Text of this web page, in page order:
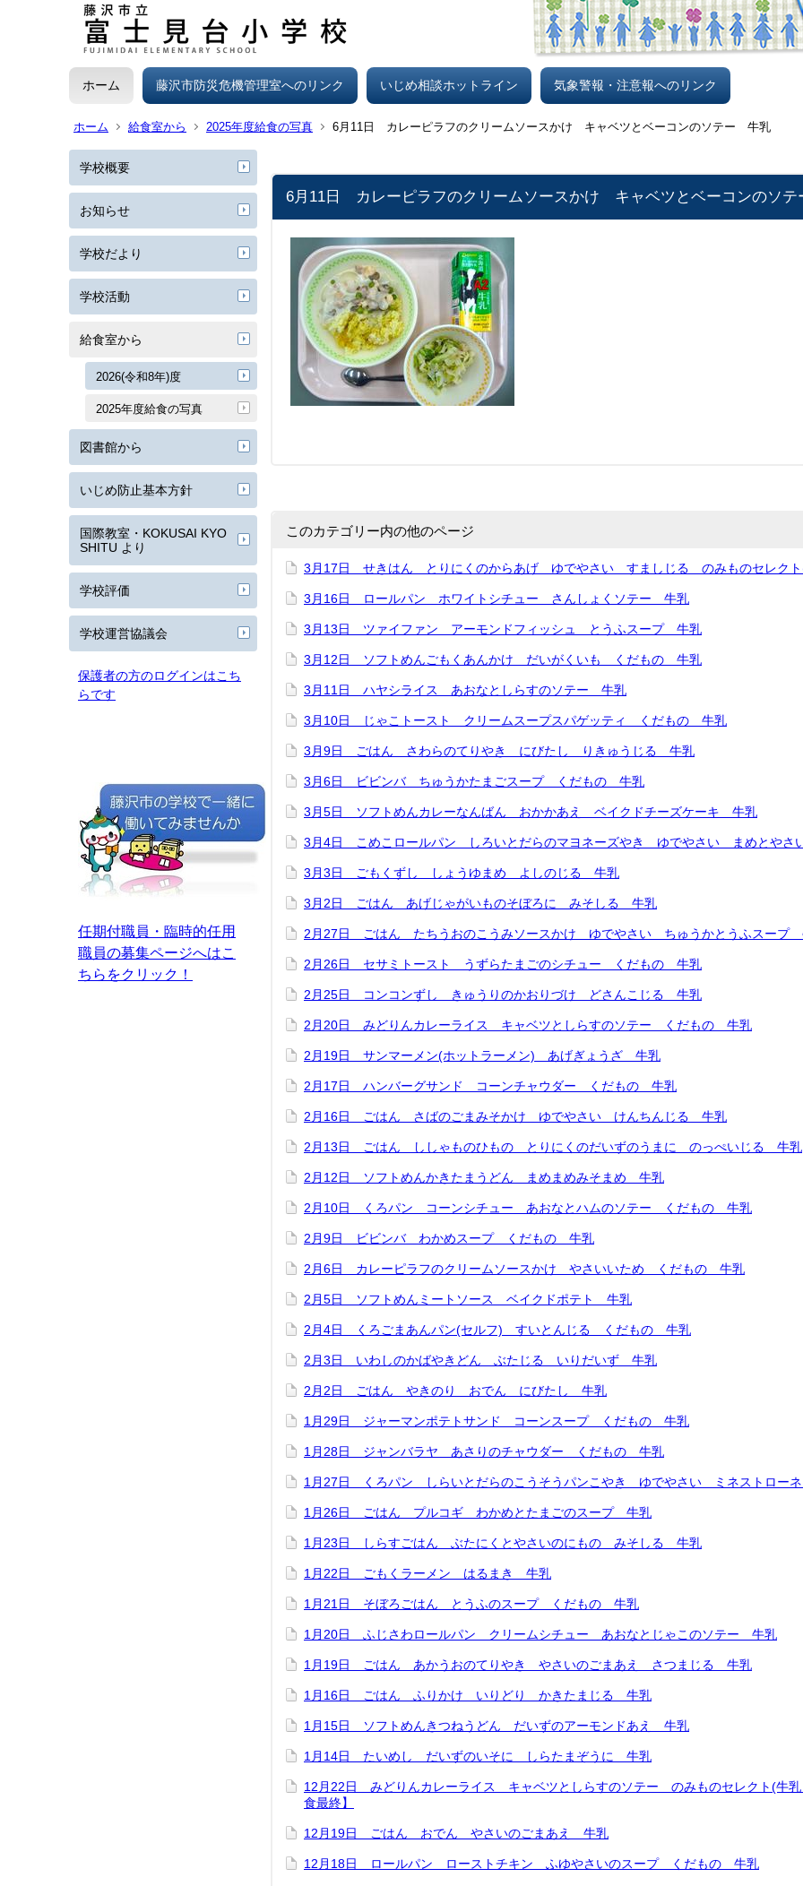
ホーム 藤沢市防災危機管理室へのリンク いじめ相談ホットライン 気象警報・注意報へのリンク
ホーム 給食室から 2025年度給食の写真 6月11日 カレーピラフのクリームソースかけ キャベツとベーコンのソテー 牛乳
学校概要
お知らせ
学校だより
学校活動
給食室から
2026(令和8年)度
2025年度給食の写真
図書館から
いじめ防止基本方針
国際教室・KOKUSAI KYO
SHITU より
学校評価
学校運営協議会
保護者の方のログインはこち
らです
任期付職員・臨時的任用
職員の募集ページへはこ
ちらをクリック！
6月11日 カレーピラフのクリームソースかけ キャベツとベーコンのソ
このカテゴリー内の他のページ
3月17日 せきはん とりにくのからあげ ゆでやさい すましじる のみものセレクト(
3月16日 ロールパン ホワイトシチュー さんしょくソテー 牛乳
3月13日 ツァイファン アーモンドフィッシュ とうふスープ 牛乳
3月12日 ソフトめんごもくあんかけ だいがくいも くだもの 牛乳
3月11日 ハヤシライス あおなとしらすのソテー 牛乳
3月10日 じゃこトースト クリームスープスパゲッティ くだもの 牛乳
3月9日 ごはん さわらのてりやき にびたし りきゅうじる 牛乳
3月6日 ビビンバ ちゅうかたまごスープ くだもの 牛乳
3月5日 ソフトめんカレーなんばん おかかあえ ベイクドチーズケーキ 牛乳
3月4日 こめこロールパン しろいとだらのマヨネーズやき ゆでやさい まめとやさ
3月3日 ごもくずし しょうゆまめ よしのじる 牛乳
3月2日 ごはん あげじゃがいものそぼろに みそしる 牛乳
2月27日 ごはん たちうおのこうみソースかけ ゆでやさい ちゅうかとうふスープ
2月26日 セサミトースト うずらたまごのシチュー くだもの 牛乳
2月25日 コンコンずし きゅうりのかおりづけ どさんこじる 牛乳
2月20日 みどりんカレーライス キャベツとしらすのソテー くだもの 牛乳
2月19日 サンマーメン(ホットラーメン) あげぎょうざ 牛乳
2月17日 ハンバーグサンド コーンチャウダー くだもの 牛乳
2月16日 ごはん さばのごまみそかけ ゆでやさい けんちんじる 牛乳
2月13日 ごはん ししゃものひもの とりにくのだいずのうまに のっぺいじる 牛乳
2月12日 ソフトめんかきたまうどん まめまめみそまめ 牛乳
2月10日 くろパン コーンシチュー あおなとハムのソテー くだもの 牛乳
2月9日 ビビンバ わかめスープ くだもの 牛乳
2月6日 カレーピラフのクリームソースかけ やさいいため くだもの 牛乳
2月5日 ソフトめんミートソース ベイクドポテト 牛乳
2月4日 くろごまあんパン(セルフ) すいとんじる くだもの 牛乳
2月3日 いわしのかばやきどん ぶたじる いりだいず 牛乳
2月2日 ごはん やきのり おでん にびたし 牛乳
1月29日 ジャーマンポテトサンド コーンスープ くだもの 牛乳
1月28日 ジャンバラヤ あさりのチャウダー くだもの 牛乳
1月27日 くろパン しらいとだらのこうそうパンこやき ゆでやさい ミネストロー
1月26日 ごはん プルコギ わかめとたまごのスープ 牛乳
1月23日 しらすごはん ぶたにくとやさいのにもの みそしる 牛乳
1月22日 ごもくラーメン はるまき 牛乳
1月21日 そぼろごはん とうふのスープ くだもの 牛乳
1月20日 ふじさわロールパン クリームシチュー あおなとじゃこのソテー 牛乳
1月19日 ごはん あかうおのてりやき やさいのごまあえ さつまじる 牛乳
1月16日 ごはん ふりかけ いりどり かきたまじる 牛乳
1月15日 ソフトめんきつねうどん だいずのアーモンドあえ 牛乳
1月14日 たいめし だいずのいそに しらたまぞうに 牛乳
12月22日 みどりんカレーライス キャベツとしらすのソテー のみものセレクト(牛乳
食最終】
12月19日 ごはん おでん やさいのごまあえ 牛乳
12月18日 ロールパン ローストチキン ふゆやさいのスープ くだもの 牛乳